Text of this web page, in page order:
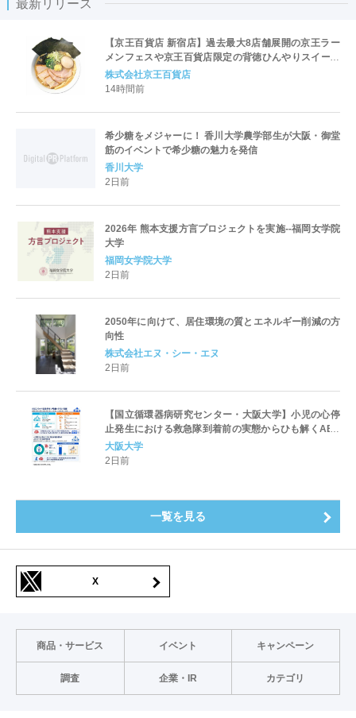
最新リリース
【京王百貨店 新宿店】過去最大8店舗展開の京王ラー
メンフェスや京王百貨店限定の背徳ひんやりスイーツ
など、実演グルメが充実 過去最長21日間、計90店舗
出店の 「大北海道展」
株式会社京王百貨店
14時間前
希少糖をメジャーに！ 香川大学農学部生が大阪・御堂
筋のイベントで希少糖の魅力を発信
香川大学
2日前
2026年 熊本支援方言プロジェクトを実施--福岡女学院
大学
福岡女学院大学
2日前
2050年に向けて、居住環境の質とエネルギー削減の方
向性
株式会社エヌ・シー・エヌ
2日前
【国立循環器病研究センター・大阪大学】小児の心停
止発生における救急隊到着前の実態からひも解くAED
パッド装着と良好な神経学的転帰との関連性
大阪大学
2日前
一覧を見る
X
商品・サービス イベント キャンペーン
調査 企業・IR カテゴリ